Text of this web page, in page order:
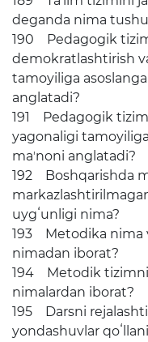
deganda nima
190 Pedagogik
demokratlashtirish
tamoyiliga
anglatadi?
191 Pedagogik
yagonaligi
maʼnoni anglatadi?
192 Boshqarishda
uygʻunligi nima?
193 Metodika nima
nimadan iborat?
194 Metodik
nimalardan iborat?
195 Darsni
yondashuvlar